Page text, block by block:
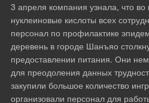
3 апреля компания узнала, что
нуклеиновые кислоты всех
персонал по профилактике
деревень в городе Шанъяо
предоставлении питания. Они
для преодоления данных
закупили большое количество
организовали персонал для